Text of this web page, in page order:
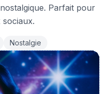
Parfait pour
Nostalgie